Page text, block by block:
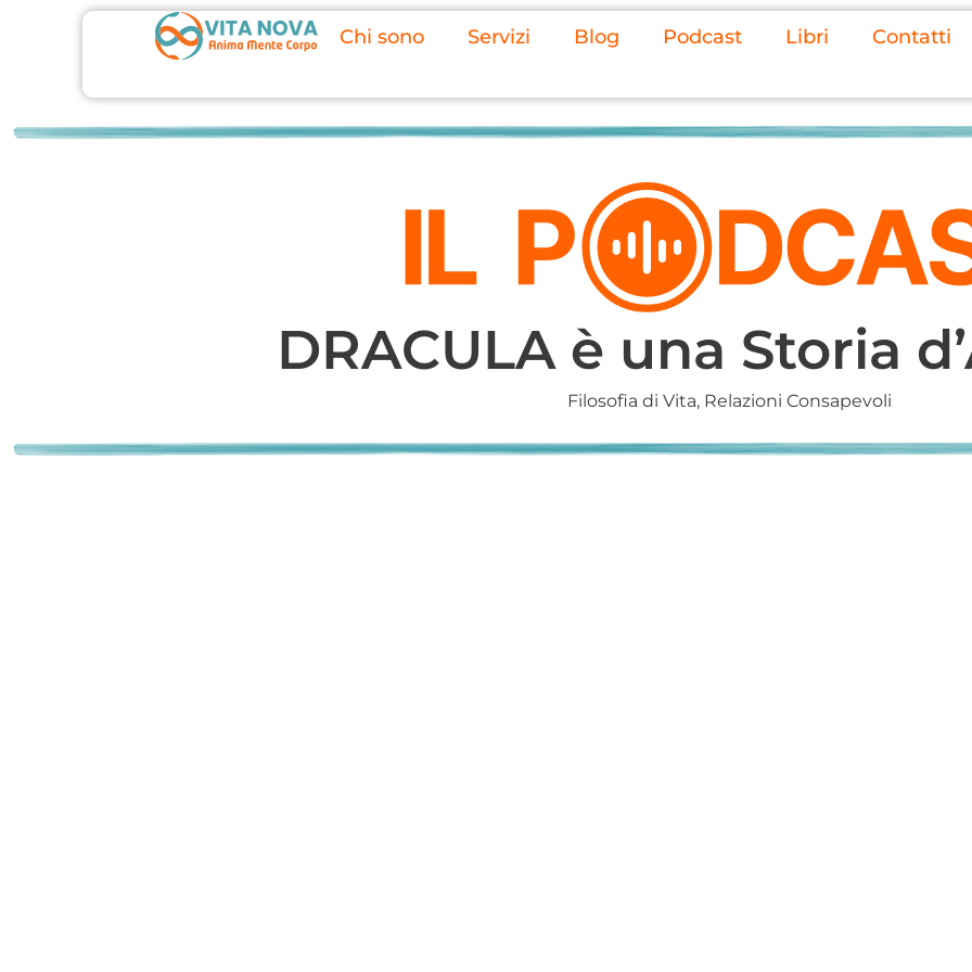
Chi sono Servizi Blog Podcast Libri Contatti
DRACULA è una Storia
Filosofia di Vita, Relazioni Consapevoli